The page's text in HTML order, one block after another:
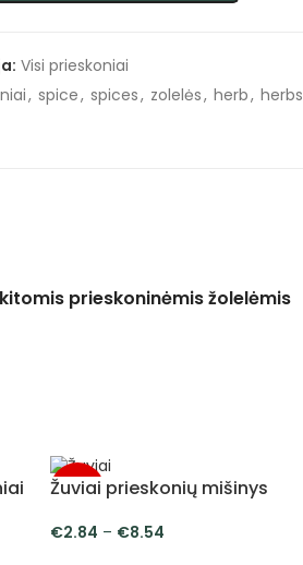
Visi prieskoniai
, spice, spices, zolelės, herb, herbs
prieskoninėmis žolelėmis
-5%
Žuviai prieskonių mišinys
€2.84 – €8.54